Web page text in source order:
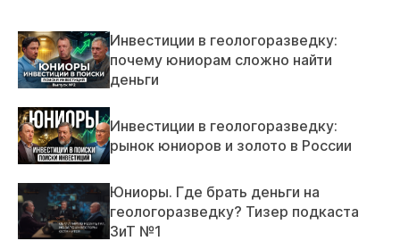
Инвестиции в геологоразведку:
почему юниорам сложно найти
деньги
Инвестиции в геологоразведку:
рынок юниоров и золото в России
Юниоры. Где брать деньги на
геологоразведку? Тизер подкаста
ЗиТ №1